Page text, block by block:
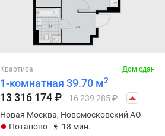
Квартира Дом сдан
1-комнатная 39.70 м2
13 316 174₽ 16 239 285₽
Новая Москва, Новомосковский АО
Потапово
18 мин.